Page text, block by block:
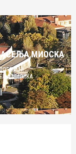
МИОСКА
МИОСКА